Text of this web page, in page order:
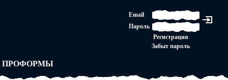
Email
Пароль
Регистрация
Забыт пароль
ПРОФОРМЫ
ПРАВО